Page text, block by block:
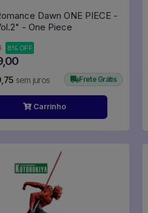
Dawn ONE PIECE -
- One Piece
8% OFF
sem juros Frete Grátis
Carrinho